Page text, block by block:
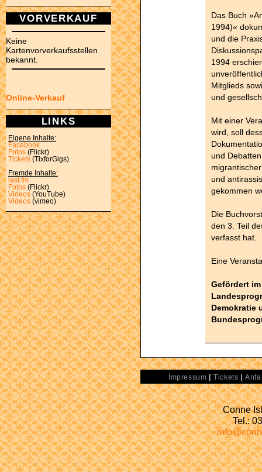
VORVERKAUF
Keine
Kartenvorverkaufsstellen
bekannt.
Online-Verkauf
LINKS
Eigene Inhalte:
Facebook
Fotos (Flickr)
Tickets (TixforGigs)
Fremde Inhalte:
last.fm
Fotos (Flickr)
Videos (YouTube)
Videos (vimeo)
Das Buch
1994)«
und die
1994
Mitglieds
und
Mit einer
wird, soll
und
und
gekommen
Die
den 3. Teil
verfasst hat.
Eine
Gefördert
Demokratie
Impressum |Tickets |
Conne
Tel.: